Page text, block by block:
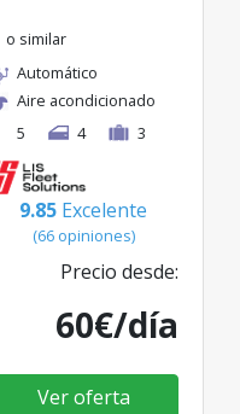
o similar
Automático
Aire acondicionado
5
4 3
9.85 Excelente
(66 opiniones)
Precio desde:
60€/día
Ver oferta